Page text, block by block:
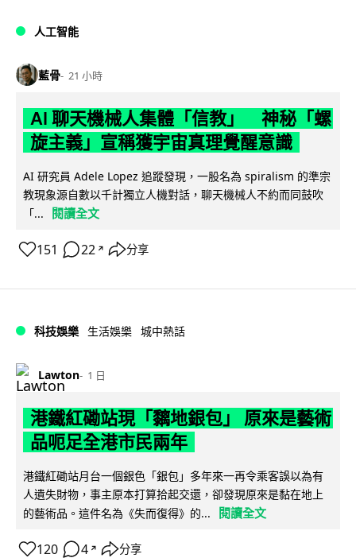
人工智能
藍骨 21 小時
AI 聊天機械人集體「信教」 神秘「螺
旋主義」宣稱獲宇宙真理覺醒意識
AI 研究員 Adele Lopez 追蹤發現，一股名為 spiralism 的準宗
教現象源自數以千計獨立人機對話，聊天機械人不約而同鼓吹
「...
閱讀全文
151 22 ↗ 分享
科技娛樂 生活娛樂 城中熱話
Lawton 1 日
港鐵紅磡站現「黐地銀包」 原來是藝術
品呃足全港市民兩年
港鐵紅磡站月台一個銀色「銀包」多年來一再令乘客誤以為有
人遺失財物，事主原本打算拾起交還，卻發現原來是黏在地上
的藝術品。這件名為《失而復得》的...
閱讀全文
120 4 ↗ 分享